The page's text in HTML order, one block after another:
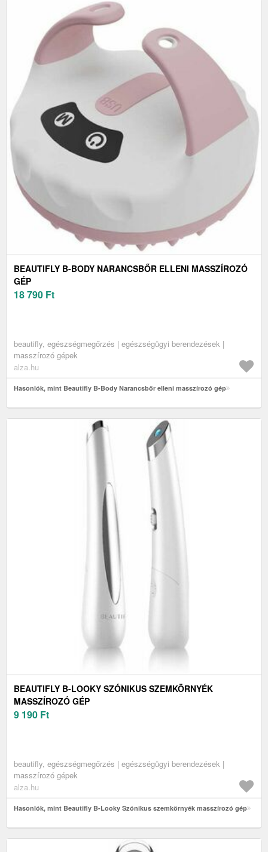
BEAUTIFLY B-BODY NARANCSBŐR ELLENI MASSZÍROZÓ
GÉP
18 790 Ft
beautifly, egészségmegőrzés | egészségügyi berendezések |
masszírozó gépek
alza.hu
Hasonlók, mint Beautifly B-Body Narancsbőr elleni masszírozó gép
BEAUTIFLY B-LOOKY SZÓNIKUS SZEMKÖRNYÉK
MASSZÍROZÓ GÉP
9 190 Ft
beautifly, egészségmegőrzés | egészségügyi berendezések |
masszírozó gépek
alza.hu
Hasonlók, mint Beautifly B-Looky Szónikus szemkörnyék masszírozó gép